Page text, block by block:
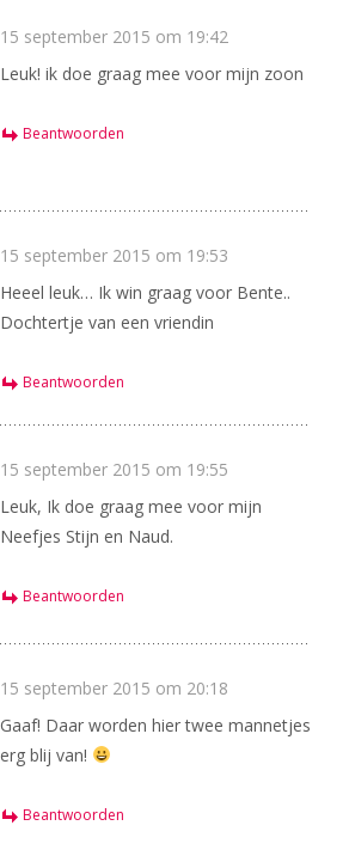
15 september 2015 om 19:42
Leuk! ik doe graag mee voor mijn zoon
Beantwoorden
15 september 2015 om 19:53
Heeel leuk… Ik win graag voor Bente..
Dochtertje van een vriendin
Beantwoorden
15 september 2015 om 19:55
Leuk, Ik doe graag mee voor mijn
Neefjes Stijn en Naud.
Beantwoorden
15 september 2015 om 20:18
Gaaf! Daar worden hier twee mannetjes
erg blij van!
Beantwoorden